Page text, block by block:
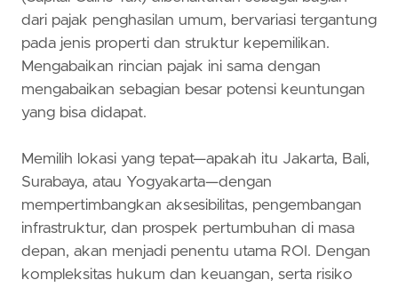
dari pajak penghasilan umum, bervariasi tergantung
pada jenis properti dan struktur kepemilikan.
Mengabaikan rincian pajak ini sama dengan
mengabaikan sebagian besar potensi keuntungan
yang bisa didapat.
Memilih lokasi yang tepat—apakah itu Jakarta, Bali,
Surabaya, atau Yogyakarta—dengan
mempertimbangkan aksesibilitas, pengembangan
infrastruktur, dan prospek pertumbuhan di masa
depan, akan menjadi penentu utama ROI. Dengan
kompleksitas hukum dan keuangan, serta risiko